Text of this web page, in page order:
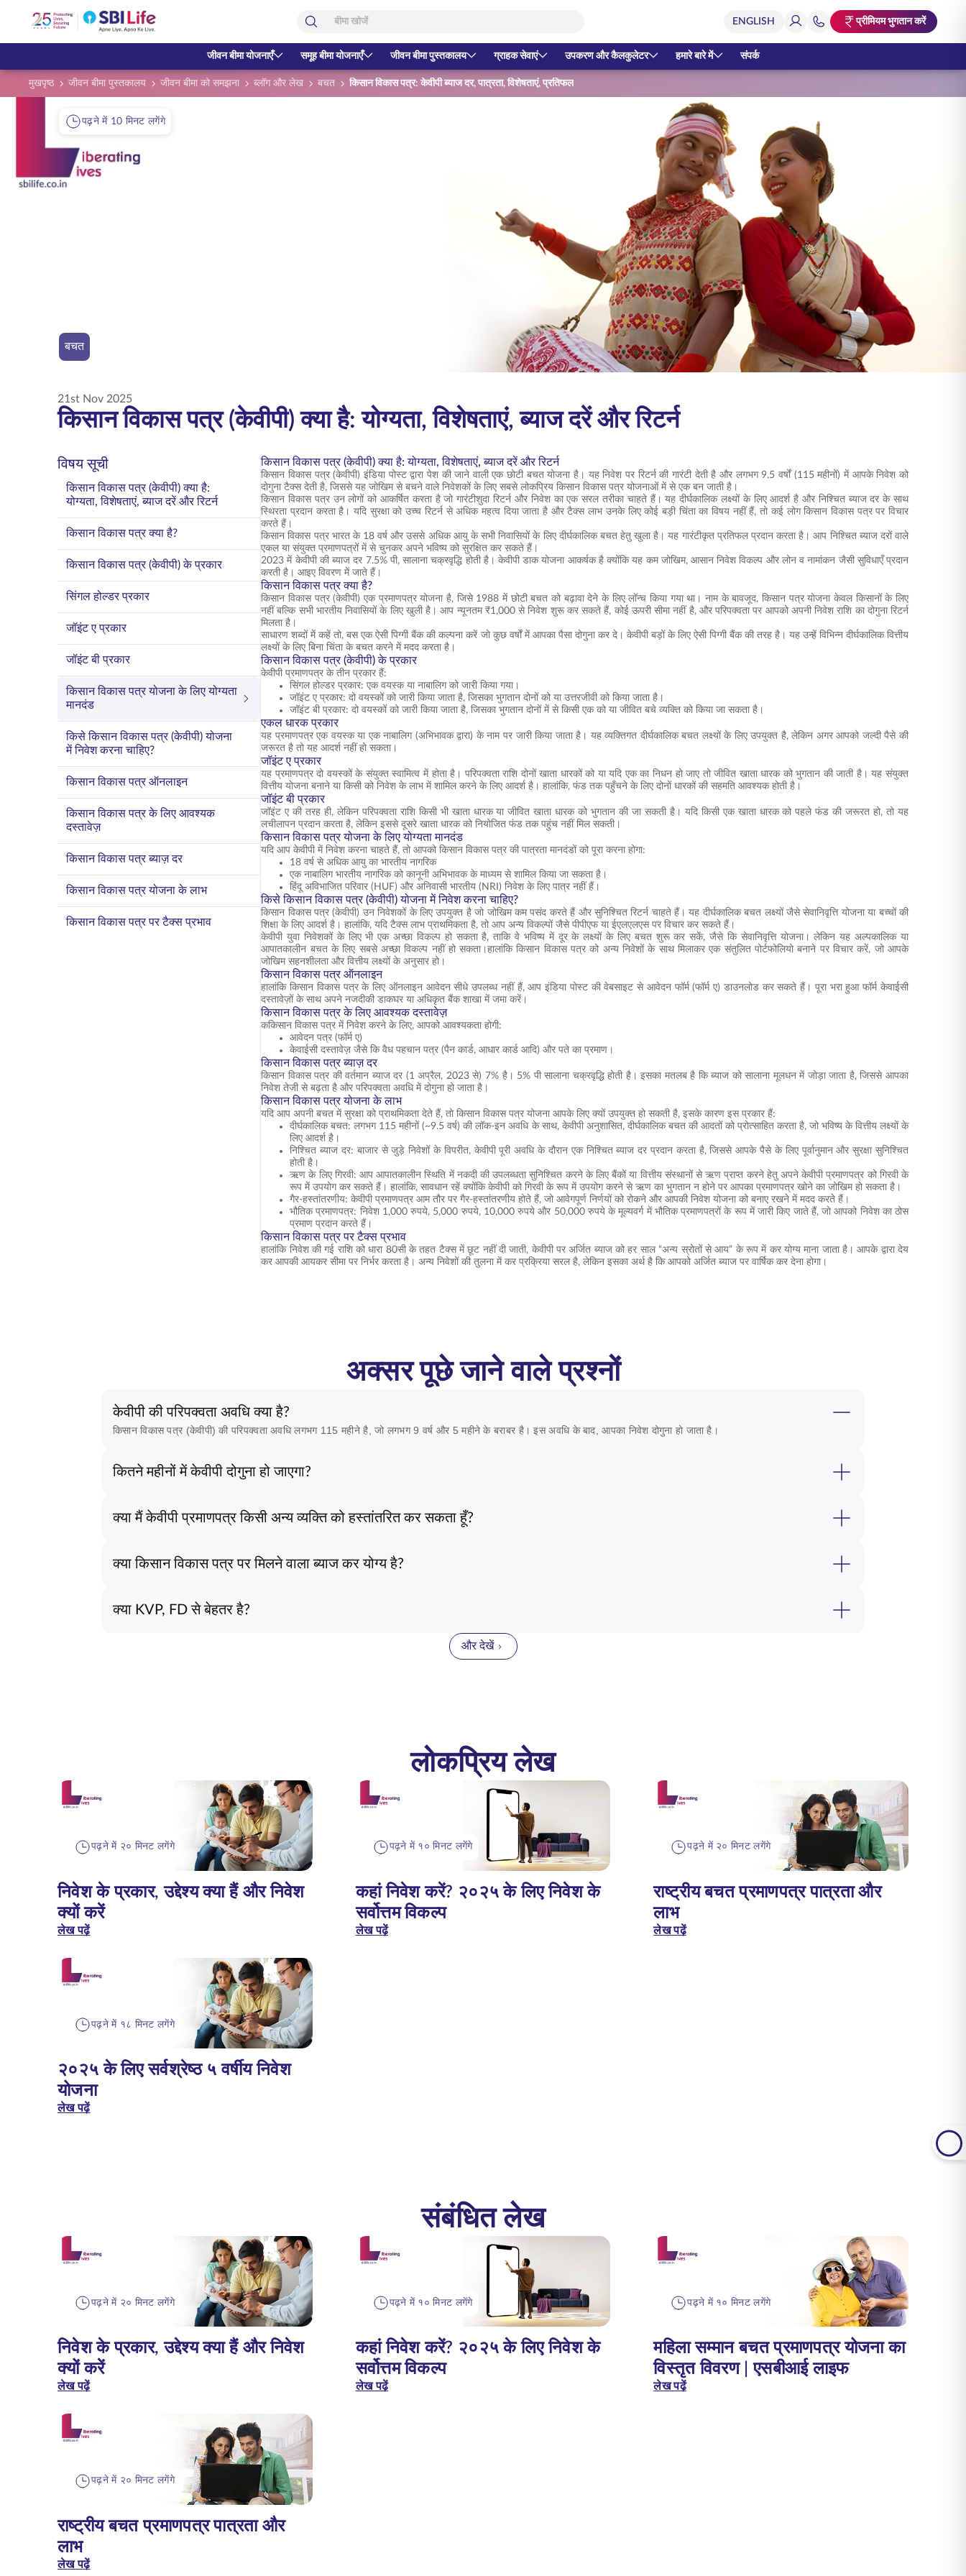
प्रीमियम भुगतान करें
जीवन बीमा योजनाएँ समूह बीमा योजनाएँ जीवन बीमा पुस्तकालय ग्राहक सेवाएं उपकरण और कैलकुलेटर हमारे बारे में संपर्क
मुखपृष्ठ जीवन बीमा पुस्तकालय जीवन बीमा को समझना ब्लॉग और लेख बचत किसान विकास पत्र: केवीपी ब्याज दर, पात्रता, विशेषताएं, प्रतिफल
पढ़ने में 10 मिनट लगेंगे
बचत
21st Nov 2025
किसान विकास पत्र (केवीपी) क्या है: योग्यता, विशेषताएं, ब्याज दरें और रिटर्न
विषय सूची
किसान विकास पत्र (केवीपी) क्या है:
योग्यता, विशेषताएं, ब्याज दरें और रिटर्न
किसान विकास पत्र क्या है?
किसान विकास पत्र (केवीपी) के प्रकार
सिंगल होल्डर प्रकार
जॉइंट ए प्रकार
जॉइंट बी प्रकार
किसान विकास पत्र योजना के लिए योग्यता
मानदंड
किसे किसान विकास पत्र (केवीपी) योजना
में निवेश करना चाहिए?
किसान विकास पत्र ऑनलाइन
किसान विकास पत्र के लिए आवश्यक
दस्तावेज़
किसान विकास पत्र ब्याज़ दर
किसान विकास पत्र योजना के लाभ
किसान विकास पत्र पर टैक्स प्रभाव
किसान विकास पत्र (केवीपी) क्या है: योग्यता, विशेषताएं, ब्याज दरें और रिटर्न
किसान विकास पत्र (केवीपी) इंडिया पोस्ट द्वारा पेश की जाने वाली एक छोटी बचत योजना है। यह निवेश पर रिटर्न की गारंटी देती है और लगभग 9.5 वर्षों (115 महीनों) में आपके निवेश को
दोगुना टैक्स देती है, जिससे यह जोखिम से बचने वाले निवेशकों के लिए सबसे लोकप्रिय किसान विकास पत्र योजनाओं में से एक बन जाती है।
किसान विकास पत्र उन लोगों को आकर्षित करता है जो गारंटीशुदा रिटर्न और निवेश का एक सरल तरीका चाहते हैं। यह दीर्घकालिक लक्ष्यों के लिए आदर्श है और निश्चित ब्याज दर के साथ
स्थिरता प्रदान करता है। यदि सुरक्षा को उच्च रिटर्न से अधिक महत्व दिया जाता है और टैक्स लाभ उनके लिए कोई बड़ी चिंता का विषय नहीं हैं, तो कई लोग किसान विकास पत्र पर विचार
करते हैं।
किसान विकास पत्र भारत के 18 वर्ष और उससे अधिक आयु के सभी निवासियों के लिए दीर्घकालिक बचत हेतु खुला है। यह गारंटीकृत प्रतिफल प्रदान करता है। आप निश्चित ब्याज दरों वाले
एकल या संयुक्त प्रमाणपत्रों में से चुनकर अपने भविष्य को सुरक्षित कर सकते हैं।
2023 में केवीपी की ब्याज दर 7.5% पी, सालाना चक्रवृद्धि होती है। केवीपी डाक योजना आकर्षक है क्योंकि यह कम जोखिम, आसान निवेश विकल्प और लोन व नामांकन जैसी सुविधाएँ प्रदान
करती है। आइए विवरण में जाते हैं।
किसान विकास पत्र क्या है?
किसान विकास पत्र (केवीपी) एक प्रमाणपत्र योजना है, जिसे 1988 में छोटी बचत को बढ़ावा देने के लिए लॉन्च किया गया था। नाम के बावजूद, किसान पत्र योजना केवल किसानों के लिए
नहीं बल्कि सभी भारतीय निवासियों के लिए खुली है। आप न्यूनतम ₹1,000 से निवेश शुरू कर सकते हैं, कोई ऊपरी सीमा नहीं है, और परिपक्वता पर आपको अपनी निवेश राशि का दोगुना रिटर्न
मिलता है।
साधारण शब्दों में कहें तो, बस एक ऐसी पिग्गी बैंक की कल्पना करें जो कुछ वर्षों में आपका पैसा दोगुना कर दे। केवीपी बड़ों के लिए ऐसी पिग्गी बैंक की तरह है। यह उन्हें विभिन्न दीर्घकालिक वित्तीय
लक्ष्यों के लिए बिना चिंता के बचत करने में मदद करता है।
किसान विकास पत्र (केवीपी) के प्रकार
केवीपी प्रमाणपत्र के तीन प्रकार हैं:
सिंगल होल्डर प्रकार: एक वयस्क या नाबालिग को जारी किया गया।
जॉइंट ए प्रकार: दो वयस्कों को जारी किया जाता है, जिसका भुगतान दोनों को या उत्तरजीवी को किया जाता है।
जॉइंट बी प्रकार: दो वयस्कों को जारी किया जाता है, जिसका भुगतान दोनों में से किसी एक को या जीवित बचे व्यक्ति को किया जा सकता है।
एकल धारक प्रकार
यह प्रमाणपत्र एक वयस्क या एक नाबालिग (अभिभावक द्वारा) के नाम पर जारी किया जाता है। यह व्यक्तिगत दीर्घकालिक बचत लक्ष्यों के लिए उपयुक्त है, लेकिन अगर आपको जल्दी पैसे की
जरूरत है तो यह आदर्श नहीं हो सकता।
जॉइंट ए प्रकार
यह प्रमाणपत्र दो वयस्कों के संयुक्त स्वामित्व में होता है। परिपक्वता राशि दोनों खाता धारकों को या यदि एक का निधन हो जाए तो जीवित खाता धारक को भुगतान की जाती है। यह संयुक्त
वित्तीय योजना बनाने या किसी को निवेश के लाभ में शामिल करने के लिए आदर्श है। हालांकि, फंड तक पहुँचने के लिए दोनों धारकों की सहमति आवश्यक होती है।
जॉइंट बी प्रकार
जॉइंट ए की तरह ही, लेकिन परिपक्वता राशि किसी भी खाता धारक या जीवित खाता धारक को भुगतान की जा सकती है। यदि किसी एक खाता धारक को पहले फंड की जरूरत हो, तो यह
लचीलापन प्रदान करता है, लेकिन इससे दूसरे खाता धारक को नियोजित फंड तक पहुंच नहीं मिल सकती।
किसान विकास पत्र योजना के लिए योग्यता मानदंड
यदि आप केवीपी में निवेश करना चाहते हैं, तो आपको किसान विकास पत्र की पात्रता मानदंडों को पूरा करना होगा:
18 वर्ष से अधिक आयु का भारतीय नागरिक
एक नाबालिग भारतीय नागरिक को कानूनी अभिभावक के माध्यम से शामिल किया जा सकता है।
हिंदू अविभाजित परिवार (HUF) और अनिवासी भारतीय (NRI) निवेश के लिए पात्र नहीं हैं।
किसे किसान विकास पत्र (केवीपी) योजना में निवेश करना चाहिए?
किसान विकास पत्र (केवीपी) उन निवेशकों के लिए उपयुक्त है जो जोखिम कम पसंद करते हैं और सुनिश्चित रिटर्न चाहते हैं। यह दीर्घकालिक बचत लक्ष्यों जैसे सेवानिवृत्ति योजना या बच्चों की
शिक्षा के लिए आदर्श है। हालांकि, यदि टैक्स लाभ प्राथमिकता है, तो आप अन्य विकल्पों जैसे पीपीएफ या ईएलएलएस पर विचार कर सकते हैं।
केवीपी युवा निवेशकों के लिए भी एक अच्छा विकल्प हो सकता है, ताकि वे भविष्य में दूर के लक्ष्यों के लिए बचत शुरू कर सकें, जैसे कि सेवानिवृत्ति योजना। लेकिन यह अल्पकालिक या
आपातकालीन बचत के लिए सबसे अच्छा विकल्प नहीं हो सकता।हालांकि किसान विकास पत्र को अन्य निवेशों के साथ मिलाकर एक संतुलित पोर्टफोलियो बनाने पर विचार करें, जो आपके
जोखिम सहनशीलता और वित्तीय लक्ष्यों के अनुसार हो।
किसान विकास पत्र ऑनलाइन
हालांकि किसान विकास पत्र के लिए ऑनलाइन आवेदन सीधे उपलब्ध नहीं हैं, आप इंडिया पोस्ट की वेबसाइट से आवेदन फॉर्म (फॉर्म ए) डाउनलोड कर सकते हैं। पूरा भरा हुआ फॉर्म केवाईसी
दस्तावेज़ों के साथ अपने नजदीकी डाकघर या अधिकृत बैंक शाखा में जमा करें।
किसान विकास पत्र के लिए आवश्यक दस्तावेज़
ककिसान विकास पत्र में निवेश करने के लिए, आपको आवश्यकता होगी:
आवेदन पत्र (फॉर्म ए)
केवाईसी दस्तावेज़ जैसे कि वैध पहचान पत्र (पैन कार्ड, आधार कार्ड आदि) और पते का प्रमाण।
किसान विकास पत्र ब्याज़ दर
किसान विकास पत्र की वर्तमान ब्याज दर (1 अप्रैल, 2023 से) 7% है। 5% पी सालाना चक्रवृद्धि होती है। इसका मतलब है कि ब्याज को सालाना मूलधन में जोड़ा जाता है, जिससे आपका
निवेश तेजी से बढ़ता है और परिपक्वता अवधि में दोगुना हो जाता है।
किसान विकास पत्र योजना के लाभ
यदि आप अपनी बचत में सुरक्षा को प्राथमिकता देते हैं, तो किसान विकास पत्र योजना आपके लिए क्यों उपयुक्त हो सकती है, इसके कारण इस प्रकार हैं:
दीर्घकालिक बचत: लगभग 115 महीनों (~9.5 वर्ष) की लॉक-इन अवधि के साथ, केवीपी अनुशासित, दीर्घकालिक बचत की आदतों को प्रोत्साहित करता है, जो भविष्य के वित्तीय लक्ष्यों के
लिए आदर्श है।
निश्चित ब्याज दर: बाजार से जुड़े निवेशों के विपरीत, केवीपी पूरी अवधि के दौरान एक निश्चित ब्याज दर प्रदान करता है, जिससे आपके पैसे के लिए पूर्वानुमान और सुरक्षा सुनिश्चित
होती है।
ऋण के लिए गिरवी: आप आपातकालीन स्थिति में नकदी की उपलब्धता सुनिश्चित करने के लिए बैंकों या वित्तीय संस्थानों से ऋण प्राप्त करने हेतु अपने केवीपी प्रमाणपत्र को गिरवी के
रूप में उपयोग कर सकते हैं। हालांकि, सावधान रहें क्योंकि केवीपी को गिरवी के रूप में उपयोग करने से ऋण का भुगतान न होने पर आपका प्रमाणपत्र खोने का जोखिम हो सकता है।
गैर-हस्तांतरणीय: केवीपी प्रमाणपत्र आम तौर पर गैर-हस्तांतरणीय होते हैं, जो आवेगपूर्ण निर्णयों को रोकने और आपकी निवेश योजना को बनाए रखने में मदद करते हैं।
भौतिक प्रमाणपत्र: निवेश 1,000 रुपये, 5,000 रुपये, 10,000 रुपये और 50,000 रुपये के मूल्यवर्ग में भौतिक प्रमाणपत्रों के रूप में जारी किए जाते हैं, जो आपको निवेश का ठोस
प्रमाण प्रदान करते हैं।
किसान विकास पत्र पर टैक्स प्रभाव
हालांकि निवेश की गई राशि को धारा 80सी के तहत टैक्स में छूट नहीं दी जाती, केवीपी पर अर्जित ब्याज को हर साल “अन्य स्रोतों से आय” के रूप में कर योग्य माना जाता है। आपके द्वारा देय
कर आपकी आयकर सीमा पर निर्भर करता है। अन्य निवेशों की तुलना में कर प्रक्रिया सरल है, लेकिन इसका अर्थ है कि आपको अर्जित ब्याज पर वार्षिक कर देना होगा।
अक्सर पूछे जाने वाले प्रश्नों
केवीपी की परिपक्वता अवधि क्या है?
किसान विकास पत्र (केवीपी) की परिपक्वता अवधि लगभग 115 महीने है, जो लगभग 9 वर्ष और 5 महीने के बराबर है। इस अवधि के बाद, आपका निवेश दोगुना हो जाता है।
कितने महीनों में केवीपी दोगुना हो जाएगा?
क्या मैं केवीपी प्रमाणपत्र किसी अन्य व्यक्ति को हस्तांतरित कर सकता हूँ?
क्या किसान विकास पत्र पर मिलने वाला ब्याज कर योग्य है?
क्या KVP, FD से बेहतर है?
और देखें
लोकप्रिय लेख
पढ़ने में २० मिनट लगेंगे
निवेश के प्रकार, उद्देश्य क्या हैं और निवेश
क्यों करें
लेख पढ़ें
पढ़ने में १० मिनट लगेंगे
कहां निवेश करें? २०२५ के लिए निवेश के
सर्वोत्तम विकल्प
लेख पढ़ें
पढ़ने में २० मिनट लगेंगे
राष्ट्रीय बचत प्रमाणपत्र पात्रता और
लाभ
लेख पढ़ें
पढ़ने में १८ मिनट लगेंगे
२०२५ के लिए सर्वश्रेष्ठ ५ वर्षीय निवेश
योजना
लेख पढ़ें
संबंधित लेख
पढ़ने में २० मिनट लगेंगे
निवेश के प्रकार, उद्देश्य क्या हैं और निवेश
क्यों करें
लेख पढ़ें
पढ़ने में १० मिनट लगेंगे
कहां निवेश करें? २०२५ के लिए निवेश के
सर्वोत्तम विकल्प
लेख पढ़ें
पढ़ने में १० मिनट लगेंगे
महिला सम्मान बचत प्रमाणपत्र योजना का
विस्तृत विवरण | एसबीआई लाइफ
लेख पढ़ें
पढ़ने में २० मिनट लगेंगे
राष्ट्रीय बचत प्रमाणपत्र पात्रता और
लाभ
लेख पढ़ें